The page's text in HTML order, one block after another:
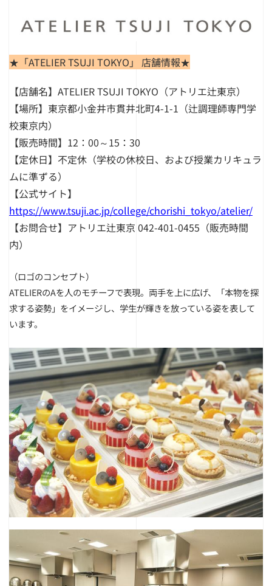
★「ATELIER TSUJI TOKYO」 店舗情報★
【店舗名】ATELIER TSUJI TOKYO（アトリエ辻東京）
【場所】東京都小金井市貫井北町4-1-1（辻調理師専門学
校東京内）
【販売時間】12：00～15：30
【定休日】不定休（学校の休校日、および授業カリキュラ
ムに準ずる）
【公式サイト】
https://www.tsuji.ac.jp/college/chorishi_tokyo/atelier/
【お問合せ】アトリエ辻東京 042-401-0455（販売時間
内）
（ロゴのコンセプト）
ATELIERのAを人のモチーフで表現。両手を上に広げ、「本物を探
求する姿勢」をイメージし、学生が輝きを放っている姿を表して
います。